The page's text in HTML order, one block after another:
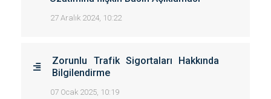
27 Aralık 2024, 10:22
Zorunlu Trafik Sigortaları Hakkında
Bilgilendirme
07 Ocak 2025, 10:19